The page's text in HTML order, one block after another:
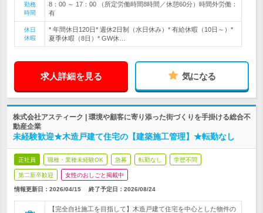
勤務
時間
8：00 ～ 17：00 （所定労働時間8時間／休憩60分）時間外労働：
有
休日
休暇
* 年間休日120日* 週休2日制（水日休み）* 有給休暇（10日～）*
夏季休暇（8日）* GW休…
求人詳細を見る 気になる
株式会社アスティーク | 環境や顧客に寄り添った街づくりを手掛ける総合不
動産企業
未経験歓迎★木造戸建て住宅の【建築施工管理】★転勤なし
正社員 職種・業種未経験OK 急募 転勤なし 学歴不問
第二新卒歓迎 女性のおしごと掲載中
情報更新日：2026/04/15 終了予定日： 2026/08/24
【完全自社施工を目指して】木造戸建て住宅を中心とした物件の